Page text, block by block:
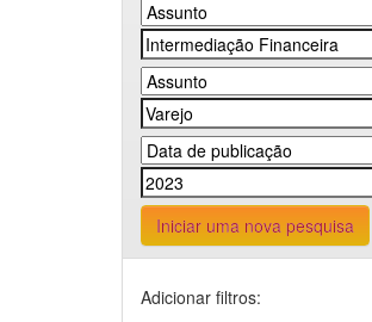
Iniciar uma nova pesquisa
Adicionar filtros: